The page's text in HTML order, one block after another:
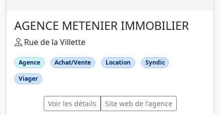
AGENCE METENIER IMMOBILIER
Rue de la Villette
Agence Achat/Vente Location
Syndic
Viager
Voir les détails Site web de l'agence